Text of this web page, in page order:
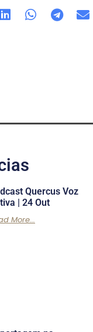
Quercus Voz
| 24 Out
More...